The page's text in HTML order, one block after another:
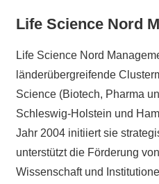
Life Science Nord
Life Science Nord
länderübergreifende
Science (Biotech, Pharma
Schleswig-Holstein und
Jahr 2004 initiiert sie
unterstützt die Förderung
Wissenschaft und